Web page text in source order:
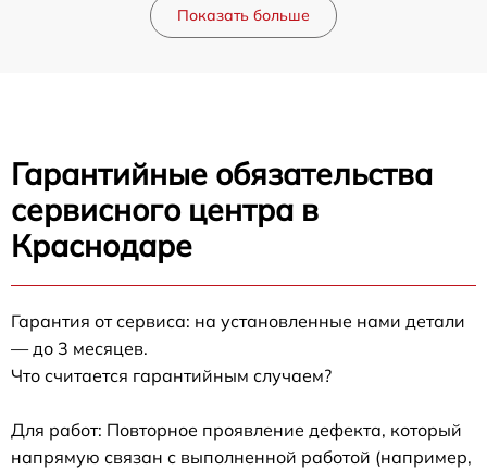
Показать больше
Гарантийные обязательства
сервисного центра в
Краснодаре
Гарантия от сервиса: на установленные нами детали
— до 3 месяцев.
Что считается гарантийным случаем?
Для работ: Повторное проявление дефекта, который
напрямую связан с выполненной работой (например,